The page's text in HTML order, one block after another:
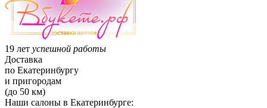
19 лет успешной работы
Доставка
по Екатеринбургу
и пригородам
(до 50 км)
Наши салоны в Екатеринбурге: